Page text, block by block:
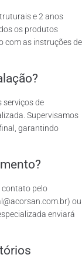
e 2 anos
os produtos
com as instruções de
serviços de
Supervisamos
garantindo
contato pelo
ou
enviará